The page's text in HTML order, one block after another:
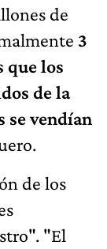
de
3
que los
de la
se vendían
de los
"El